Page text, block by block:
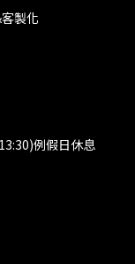
製化
例假日休息